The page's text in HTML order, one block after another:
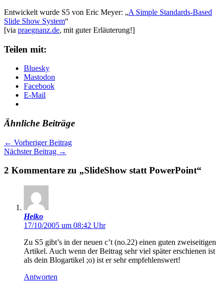
Entwickelt wurde S5 von Eric Meyer: „A Simple Standards-Based
Slide Show System“
[via praegnanz.de, mit guter Erläuterung!]
Teilen mit:
Bluesky
Mastodon
Facebook
E-Mail
Ähnliche Beiträge
← Vorheriger Beitrag
Nächster Beitrag →
2 Kommentare zu „SlideShow statt PowerPoint“
Heiko
17/10/2005 um 08:42 Uhr
Zu S5 gibt’s in der neuen c’t (no.22) einen guten zweiseitigen
Artikel. Auch wenn der Beitrag sehr viel später erschienen ist
als dein Blogartikel ;o) ist er sehr empfehlenswert!
Antworten